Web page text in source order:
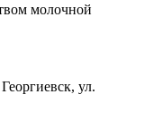
молочной
ул.